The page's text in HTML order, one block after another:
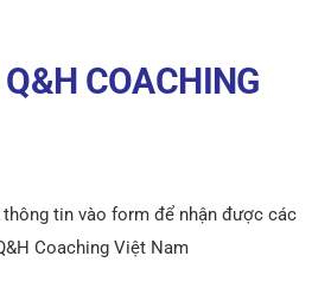
COACHING
tin vào form để nhận được các
Coaching Việt Nam